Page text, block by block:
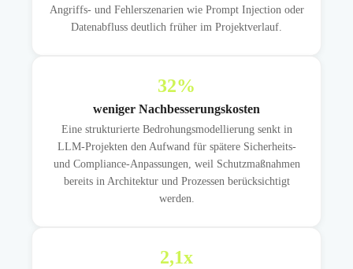
Angriffs- und Fehlerszenarien wie Prompt Injection oder
Datenabfluss deutlich früher im Projektverlauf.
32%
weniger Nachbesserungskosten
Eine strukturierte Bedrohungsmodellierung senkt in
LLM-Projekten den Aufwand für spätere Sicherheits-
und Compliance-Anpassungen, weil Schutzmaßnahmen
bereits in Architektur und Prozessen berücksichtigt
werden.
2,1x